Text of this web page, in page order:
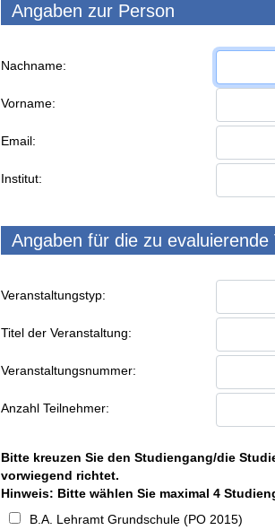
Angaben zur Person
Nachname:
Vorname:
Email:
Institut:
Angaben für die zu evaluierende
Veranstaltungstyp:
Titel der Veranstaltung:
Veranstaltungsnummer:
Anzahl Teilnehmer:
Bitte kreuzen Sie den Studiengang/die
vorwiegend richtet.
Hinweis: Bitte wählen Sie maximal 4
B.A. Lehramt Grundschule (PO 2015)